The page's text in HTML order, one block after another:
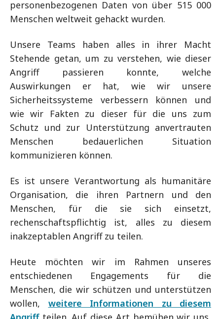
personenbezogenen Daten von über 515 000
Menschen weltweit gehackt wurden.
Unsere Teams haben alles in ihrer Macht
Stehende getan, um zu verstehen, wie dieser
Angriff passieren konnte, welche
Auswirkungen er hat, wie wir unsere
Sicherheitssysteme verbessern können und
wie wir Fakten zu dieser für die uns zum
Schutz und zur Unterstützung anvertrauten
Menschen bedauerlichen Situation
kommunizieren können.
Es ist unsere Verantwortung als humanitäre
Organisation, die ihren Partnern und den
Menschen, für die sie sich einsetzt,
rechenschaftspflichtig ist, alles zu diesem
inakzeptablen Angriff zu teilen.
Heute möchten wir im Rahmen unseres
entschiedenen Engagements für die
Menschen, die wir schützen und unterstützen
wollen, weitere Informationen zu diesem